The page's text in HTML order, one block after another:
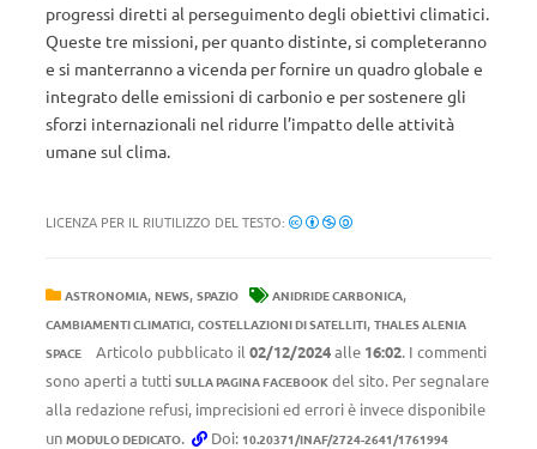
progressi diretti al perseguimento degli obiettivi climatici.
Queste tre missioni, per quanto distinte, si completeranno
e si manterranno a vicenda per fornire un quadro globale e
integrato delle emissioni di carbonio e per sostenere gli
sforzi internazionali nel ridurre l’impatto delle attività
umane sul clima.
LICENZA PER IL RIUTILIZZO DEL TESTO:
ASTRONOMIA, NEWS, SPAZIO ANIDRIDE CARBONICA,
CAMBIAMENTI CLIMATICI, COSTELLAZIONI DI SATELLITI, THALES ALENIA
SPACE
Articolo pubblicato il 02/12/2024alle 16:02. I commenti
sono aperti a tutti SULLA PAGINA FACEBOOK del sito. Per segnalare
alla redazione refusi, imprecisioni ed errori è invece disponibile
un MODULO DEDICATO. Doi: 10.20371/INAF/2724-2641/1761994